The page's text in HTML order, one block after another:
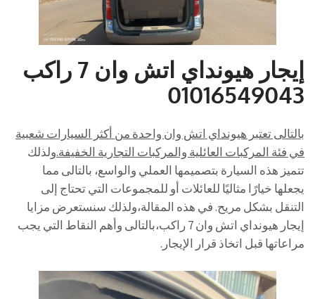
إيجار هيونداي اتش وان 7 راكب
01016549043
بالتالى تعتبر هيونداي اتش وان واحدة من أكثر السيارات شعبية
في فئة المركبات العائلية والمركبات التجارية الخفيفة.ولذلك
تتميز هذه السيارة بتصميمها العملي والواسع، بالتالى مما
يجعلها خيارًا مثاليًا للعائلات أو للمجموعات التي تحتاج إلى
التنقل بشكل مريح. في هذه المقالة،ولذلك سنستعرض مزايا
إيجار هيونداي اتش وان 7 راكب،بالتالى وأهم النقاط التي يجب
مراعاتها قبل اتخاذ قرار الإيجار.